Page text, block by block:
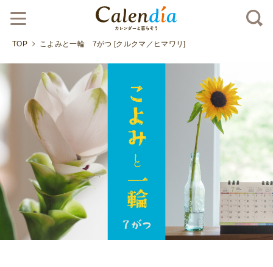
TOP こよみと一輪 7がつ [クルクマ／ヒマワリ]